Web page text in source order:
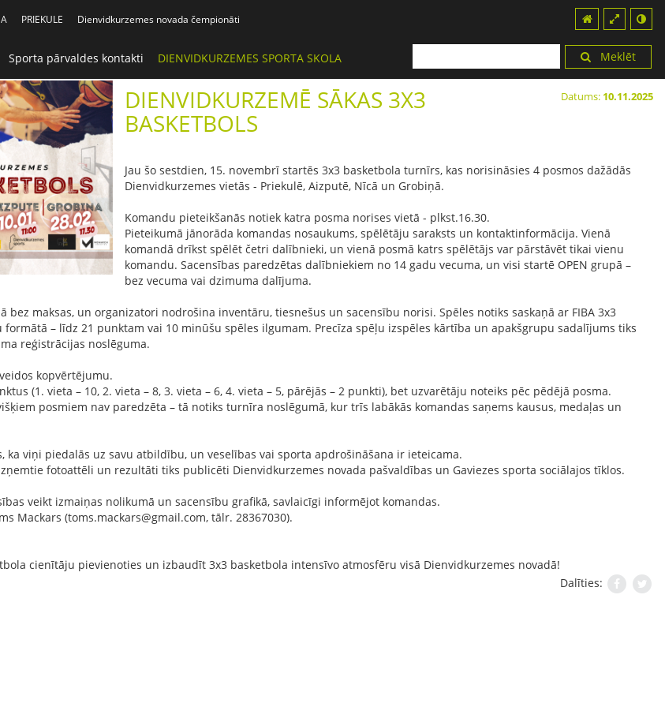
Meklēt
PRIEKULE Dienvidkurzemes novada čempionāti
Sporta pārvaldes kontakti DIENVIDKURZEMES SPORTA SKOLA
Datums: 10.11.2025
DIENVIDKURZEMĒ SĀKAS 3X3
BASKETBOLS
Jau šo sestdien, 15. novembrī startēs 3x3 basketbola turnīrs, kas norisināsies 4 posmos dažādās
Dienvidkurzemes vietās - Priekulē, Aizputē, Nīcā un Grobiņā.
Komandu pieteikšanās notiek katra posma norises vietā - plkst.16.30.
Pieteikumā jānorāda komandas nosaukums, spēlētāju saraksts un kontaktinformācija. Vienā
komandā drīkst spēlēt četri dalībnieki, un vienā posmā katrs spēlētājs var pārstāvēt tikai vienu
komandu. Sacensības paredzētas dalībniekiem no 14 gadu vecuma, un visi startē OPEN grupā –
bez vecuma vai dzimuma dalījuma.
maksas, un organizatori nodrošina inventāru, tiesnešus un sacensību norisi. Spēles notiks saskaņā ar FIBA 3x3
– līdz 21 punktam vai 10 minūšu spēles ilgumam. Precīza spēļu izspēles kārtība un apakšgrupu sadalījums tiks
reģistrācijas noslēguma.
kopvērtējumu.
(1. vieta – 10, 2. vieta – 8, 3. vieta – 6, 4. vieta – 5, pārējās – 2 punkti), bet uzvarētāju noteiks pēc pēdējā posma.
posmiem nav paredzēta – tā notiks turnīra noslēgumā, kur trīs labākās komandas saņems kausus, medaļas un
ka viņi piedalās uz savu atbildību, un veselības vai sporta apdrošināšana ir ieteicama.
fotoattēli un rezultāti tiks publicēti Dienvidkurzemes novada pašvaldības un Gaviezes sporta sociālajos tīklos.
veikt izmaiņas nolikumā un sacensību grafikā, savlaicīgi informējot komandas.
Mackars (toms.mackars@gmail.com, tālr. 28367030).
cienītāju pievienoties un izbaudīt 3x3 basketbola intensīvo atmosfēru visā Dienvidkurzemes novadā!
Dalīties: